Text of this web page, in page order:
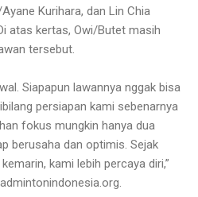
Kurihara, dan Lin Chia
atas kertas, Owi/Butet masih
tersebut.
Siapapun lawannya nggak bisa
persiapan kami sebenarnya
fokus mungkin hanya dua
berusaha dan optimis. Sejak
kami lebih percaya diri,”